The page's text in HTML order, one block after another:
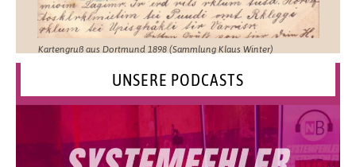
Kartengruß aus Dortmund 1898 (Sammlung Klaus Winter)
UNSERE PODCASTS